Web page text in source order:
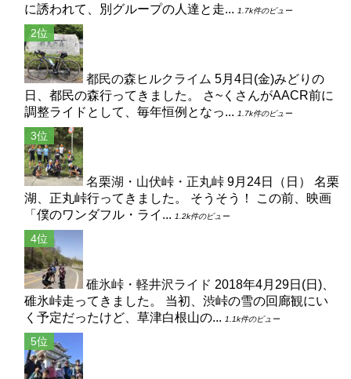
に誘われて、別グループの人達と走... 1.7k件のビュー
都民の森ヒルクライム 5月4日(金)みどりの
日、都民の森行ってきました。 さ~くさんがAACR前に
調整ライドとして、毎年恒例となっ... 1.7k件のビュー
名栗湖・山伏峠・正丸峠 9月24日（日） 名栗
湖、正丸峠行ってきました。 そうそう！ この前、映画
「僕のワンダフル・ライ... 1.2k件のビュー
碓氷峠・軽井沢ライド 2018年4月29日(日)、
碓氷峠走ってきました。 当初、渋峠の雪の回廊観にい
く予定だったけど、草津白根山の... 1.1k件のビュー